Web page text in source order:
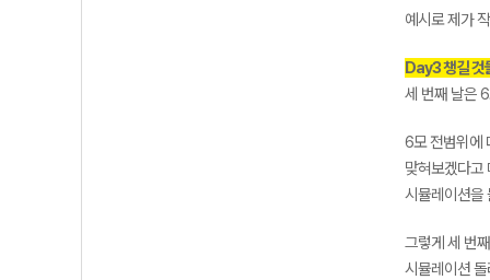
예시로 제가
Day3 챙길 것
세 번째 날은
6모 전범위에
맞혀보겠다고
시뮬레이션을
그렇게 세 번
시뮬레이션